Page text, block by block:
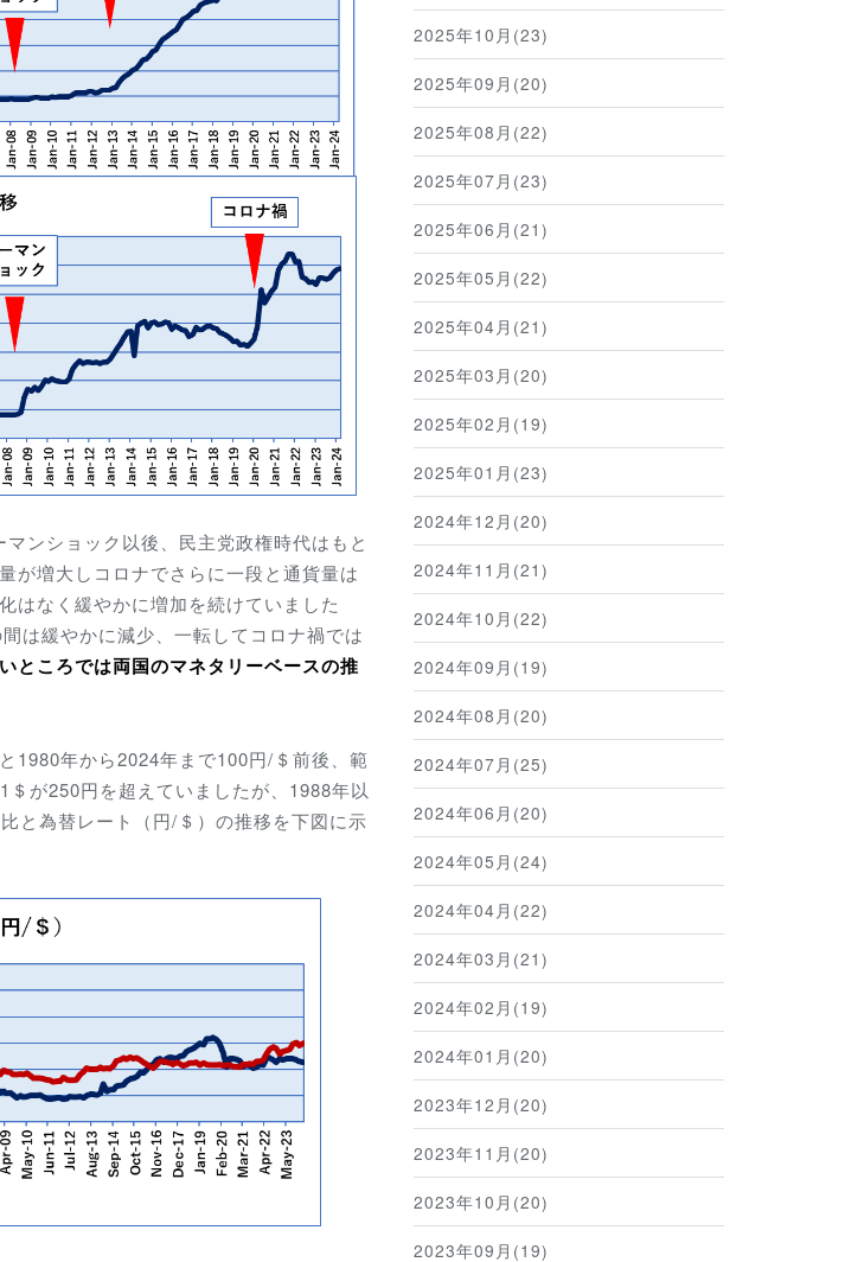
ンショック以後、民主党政権時代はもと
が増大しコロナでさらに一段と通貨量は
はなく緩やかに増加を続けていました
は緩やかに減少、一転してコロナ禍では
ところでは両国のマネタリーベースの推
1980年から2024年まで100円/＄前後、範
が250円を超えていましたが、1988年以
と為替レート
（円/＄） の推移を下図に示
2025年10月(23)
2025年09月(20)
2025年08月(22)
2025年07月(23)
2025年06月(21)
2025年05月(22)
2025年04月(21)
2025年03月(20)
2025年02月(19)
2025年01月(23)
2024年12月(20)
2024年11月(21)
2024年10月(22)
2024年09月(19)
2024年08月(20)
2024年07月(25)
2024年06月(20)
2024年05月(24)
2024年04月(22)
2024年03月(21)
2024年02月(19)
2024年01月(20)
2023年12月(20)
2023年11月(20)
2023年10月(20)
2023年09月(19)